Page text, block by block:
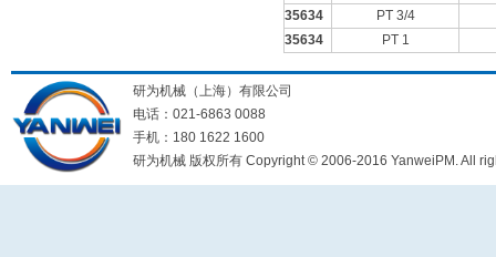
35634
PT 3/4
35634
PT 1
研为机械（上海）有限公司
电话：021-6863 0088
手机：180 1622 1600
研为机械 版权所有 Copyright © 2006-2016 YanweiPM. All